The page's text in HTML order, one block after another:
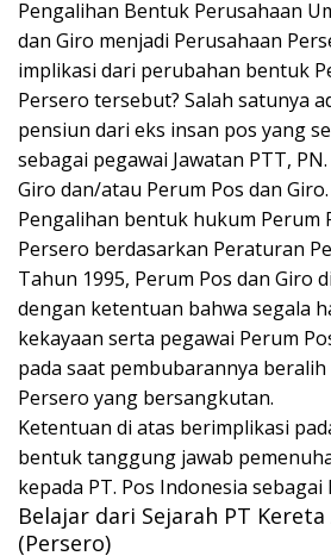
Pengalihan Bentuk Perusahaan
dan Giro menjadi Perusahaan
implikasi dari perubahan bentuk
Persero tersebut? Salah satunya
pensiun dari eks insan pos yang
sebagai pegawai Jawatan PTT,
Giro dan/atau Perum Pos dan Giro.
Pengalihan bentuk hukum Perum
Persero berdasarkan Peraturan
Tahun 1995, Perum Pos dan Giro
dengan ketentuan bahwa segala
kekayaan serta pegawai Perum
pada saat pembubarannya
Persero yang bersangkutan.
Ketentuan di atas berimplikasi
bentuk tanggung jawab
kepada PT. Pos Indonesia sebagai
Belajar dari Sejarah PT
(Persero)